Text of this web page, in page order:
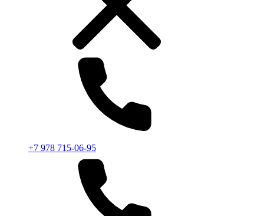
+7 978 715-06-95